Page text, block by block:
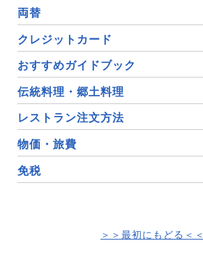
両替
クレジットカード
おすすめガイドブック
伝統料理・郷土料理
レストラン注文方法
物価・旅費
免税
＞＞最初にもどる＜＜